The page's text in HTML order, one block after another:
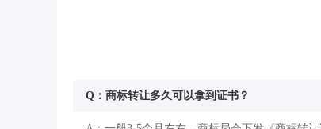
Q：商标转让多久可以拿到证书？